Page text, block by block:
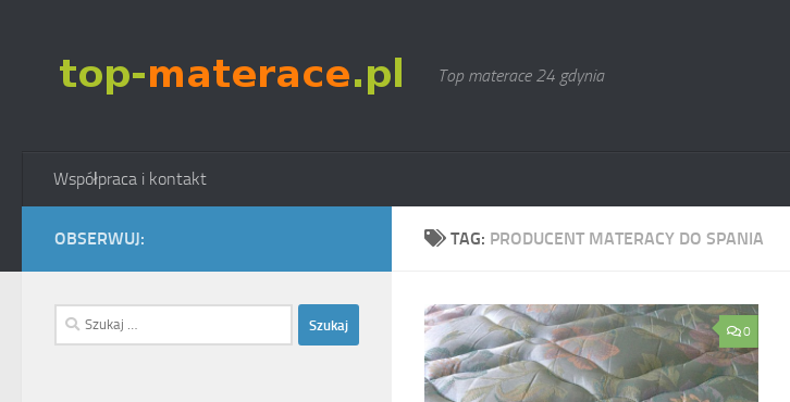
Top materace 24 gdynia
Współpraca i kontakt
TAG: PRODUCENT MATERACY DO SPANIA
0
OBSERWUJ:
Szukaj: